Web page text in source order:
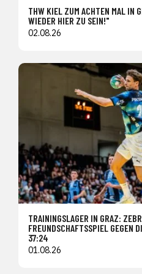
THW KIEL ZUM ACHTEN MAL IN
WIEDER HIER ZU SEIN!"
02.08.26
TRAININGSLAGER IN GRAZ:
FREUNDSCHAFTSSPIEL GEGEN
37:24
01.08.26